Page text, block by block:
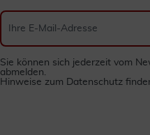
Sie können sich jederzeit vom
abmelden.
Hinweise zum Datenschutz